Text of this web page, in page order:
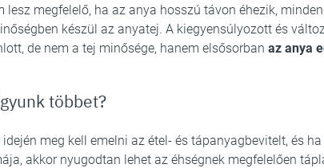
lesz megfelelő, ha az anya hosszú távon éhezik,
készül az anyatej. A kiegyensúlyozott és
de nem a tej minősége, hanem elsősorban az anya
többet?
meg kell emelni az étel- és tápanyagbevitelt, és
akkor nyugodtan lehet az éhségnek megfelelően